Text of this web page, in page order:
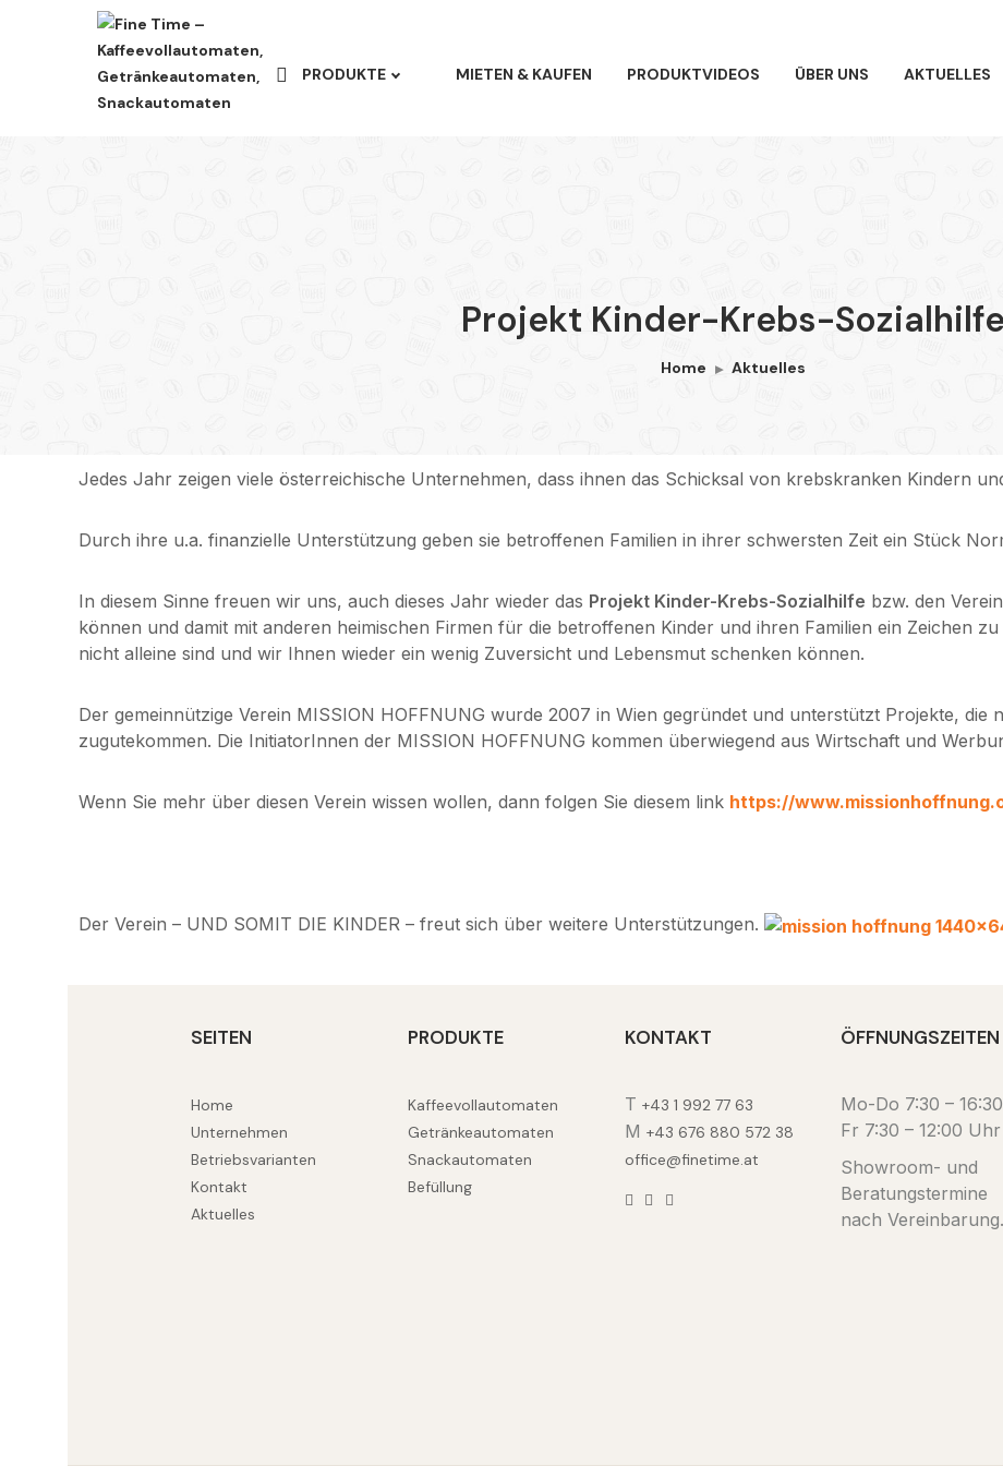
PRODUKTE MIETEN & KAUFEN PRODUKTVIDEOS ÜBER UNS AKTUELLES
Projekt Kinder-Krebs-Sozialhilfe
Home Aktuelles
Jedes Jahr zeigen viele österreichische Unternehmen, dass ihnen das Schicksal von krebskranken Kindern
Durch ihre u.a. finanzielle Unterstützung geben sie betroffenen Familien in ihrer schwersten Zeit ein Stück
In diesem Sinne freuen wir uns, auch dieses Jahr wieder das Projekt Kinder-Krebs-Sozialhilfe bzw. den Verein
können und damit mit anderen heimischen Firmen für die betroffenen Kinder und ihren Familien ein Zeichen
nicht alleine sind und wir Ihnen wieder ein wenig Zuversicht und Lebensmut schenken können.
Der gemeinnützige Verein MISSION HOFFNUNG wurde 2007 in Wien gegründet und unterstützt Projekte, die
zugutekommen. Die InitiatorInnen der MISSION HOFFNUNG kommen überwiegend aus Wirtschaft und
Wenn Sie mehr über diesen Verein wissen wollen, dann folgen Sie diesem link https://
Der Verein – UND SOMIT DIE KINDER – freut sich über weitere Unterstützungen.
SEITEN
Home
Unternehmen
Betriebsvarianten
Kontakt
Aktuelles
PRODUKTE
Kaffeevollautomaten
Getränkeautomaten
Snackautomaten
Befüllung
KONTAKT
T +43 1 992 77 63
M +43 676 880 572 38
office@finetime.at
ÖFFNUNGSZEITEN
Mo-Do 7:30 –
Fr 7:30 – 12:00 Uhr
Showroom- und
Beratungstermine
nach Vereinbarung.